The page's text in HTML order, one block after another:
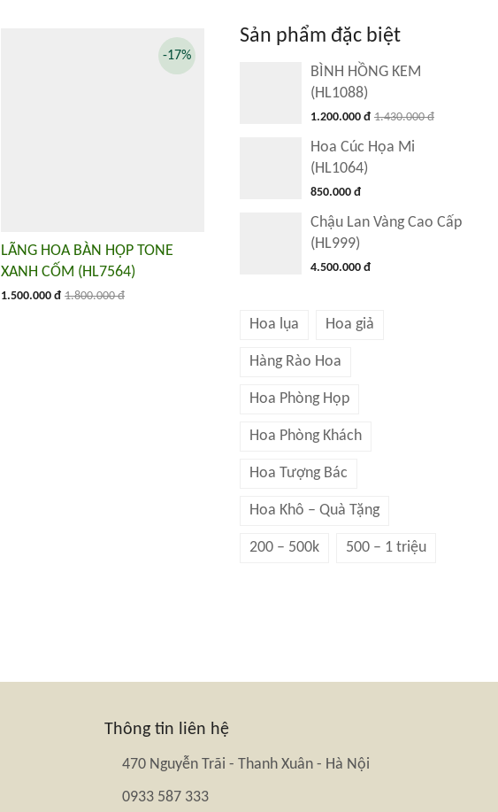
LÃNG HOA BÀN HỌP TONE
XANH CỐM (HL7564)
1.500.000 đ 1.800.000 đ
-17%
Sản phẩm đặc biệt
BÌNH HỒNG KEM
(HL1088)
1.200.000 đ 1.430.000 đ
Hoa Cúc Họa Mi
(HL1064)
850.000 đ
Chậu Lan Vàng Cao Cấp
(HL999)
4.500.000 đ
Hoa lụa Hoa giả
Hàng Rào Hoa
Hoa Phòng Họp
Hoa Phòng Khách
Hoa Tượng Bác
Hoa Khô – Quà Tặng
200 – 500k 500 – 1 triệu
Thông tin liên hệ
470 Nguyễn Trãi - Thanh Xuân - Hà Nội
0933 587 333